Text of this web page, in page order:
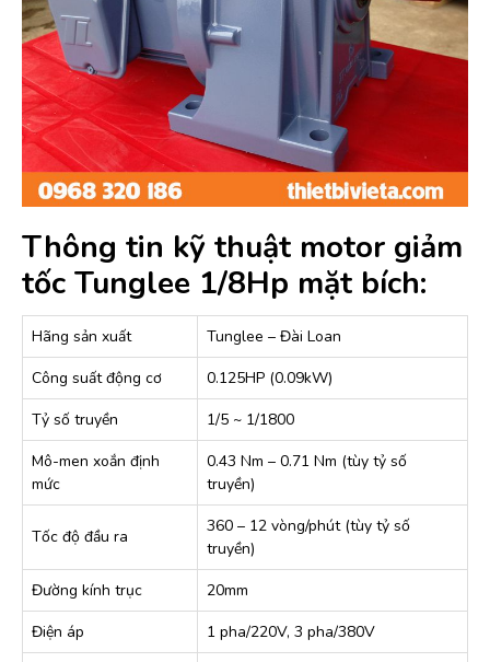
Thông tin kỹ thuật motor giảm
tốc Tunglee 1/8Hp mặt bích:
Hãng sản xuất
Tunglee – Đài Loan
Công suất động cơ
0.125HP (0.09kW)
Tỷ số truyền
1/5 ~ 1/1800
Mô-men xoắn định
mức
0.43 Nm – 0.71 Nm (tùy tỷ số
truyền)
Tốc độ đầu ra
360 – 12 vòng/phút (tùy tỷ số
truyền)
Đường kính trục
20mm
Điện áp
1 pha/220V, 3 pha/380V